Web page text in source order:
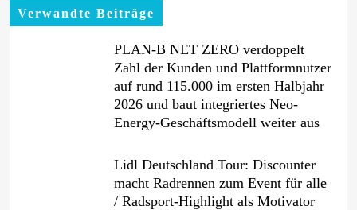
Verwandte Beiträge
PLAN-B NET ZERO verdoppelt
Zahl der Kunden und Plattformnutzer
auf rund 115.000 im ersten Halbjahr
2026 und baut integriertes Neo-
Energy-Geschäftsmodell weiter aus
Lidl Deutschland Tour: Discounter
macht Radrennen zum Event für alle
/ Radsport-Highlight als Motivator